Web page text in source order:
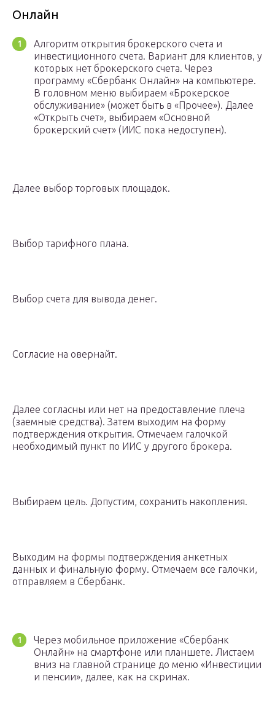
Онлайн
Алгоритм открытия брокерского счета и
инвестиционного счета. Вариант для клиентов, у
которых нет брокерского счета. Через
программу «Сбербанк Онлайн» на компьютере.
В головном меню выбираем «Брокерское
обслуживание» (может быть в «Прочее»). Далее
«Открыть счет», выбираем «Основной
брокерский счет» (ИИС пока недоступен).
Далее выбор торговых площадок.
Выбор тарифного плана.
Выбор счета для вывода денег.
Согласие на овернайт.
Далее согласны или нет на предоставление плеча
(заемные средства). Затем выходим на форму
подтверждения открытия. Отмечаем галочкой
необходимый пункт по ИИС у другого брокера.
Выбираем цель. Допустим, сохранить накопления.
Выходим на формы подтверждения анкетных
данных и финальную форму. Отмечаем все галочки,
отправляем в Сбербанк.
Через мобильное приложение «Сбербанк
Онлайн» на смартфоне или планшете. Листаем
вниз на главной странице до меню «Инвестиции
и пенсии», далее, как на скринах.